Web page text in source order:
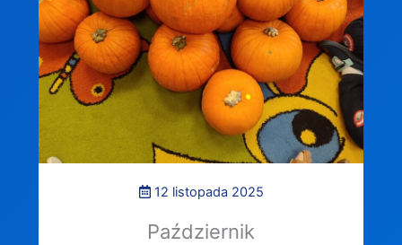
12 listopada 2025
Październik